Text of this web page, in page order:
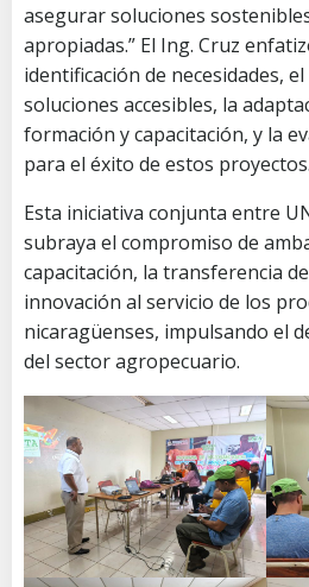
asegurar soluciones
apropiadas.” El Ing. Cruz
identificación de necesidades,
soluciones accesibles, la
formación y capacitación, y la
para el éxito de estos proyectos.
Esta iniciativa conjunta entre
subraya el compromiso de
capacitación, la transferencia
innovación al servicio de los
nicaragüenses, impulsando el
del sector agropecuario.